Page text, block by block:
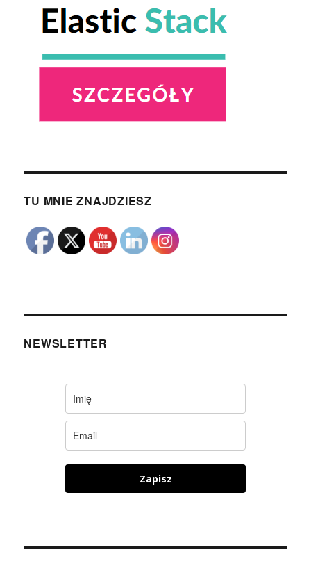
TU MNIE ZNAJDZIESZ
NEWSLETTER
Zapisz